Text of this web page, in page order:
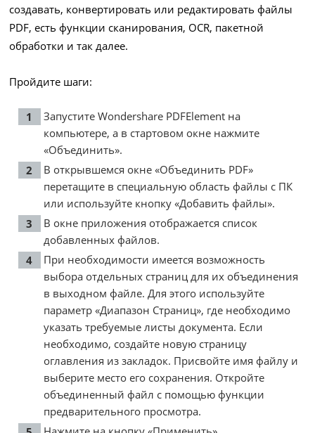
создавать, конвертировать или редактировать файлы
PDF, есть функции сканирования, OCR, пакетной
обработки и так далее.
Пройдите шаги:
Запустите Wondershare PDFElement на
компьютере, а в стартовом окне нажмите
«Объединить».
В открывшемся окне «Объединить PDF»
перетащите в специальную область файлы с ПК
или используйте кнопку «Добавить файлы».
В окне приложения отображается список
добавленных файлов.
При необходимости имеется возможность
выбора отдельных страниц для их объединения
в выходном файле. Для этого используйте
параметр «Диапазон Страниц», где необходимо
указать требуемые листы документа. Если
необходимо, создайте новую страницу
оглавления из закладок. Присвойте имя файлу и
выберите место его сохранения. Откройте
объединенный файл с помощью функции
предварительного просмотра.